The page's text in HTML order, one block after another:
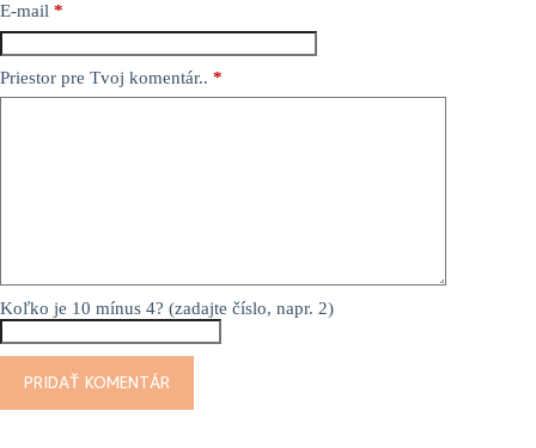
E-mail *
Priestor pre Tvoj komentár.. *
Koľko je 10 mínus 4? (zadajte číslo, napr. 2)
PRIDAŤ KOMENTÁR